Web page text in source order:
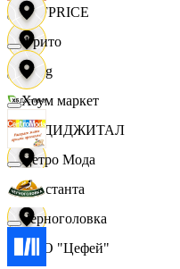
OFFPRICE
string
X5 ДИДЖИТАЛ
Константа
ООО "Цефей"
Фрито
Хоум маркет
Цетро Мода
Черноголовка